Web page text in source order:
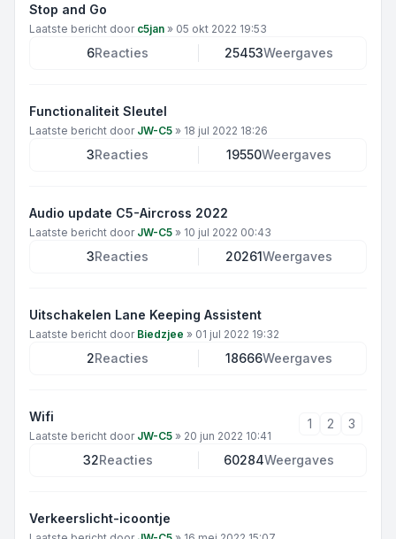
Stop and Go
Laatste bericht door c5jan » 05 okt 2022 19:53
6Reacties 25453Weergaves
Functionaliteit Sleutel
Laatste bericht door JW-C5 » 18 jul 2022 18:26
3Reacties 19550Weergaves
Audio update C5-Aircross 2022
Laatste bericht door JW-C5 » 10 jul 2022 00:43
3Reacties 20261Weergaves
Uitschakelen Lane Keeping Assistent
Laatste bericht door Biedzjee » 01 jul 2022 19:32
2Reacties 18666Weergaves
Wifi
Laatste bericht door JW-C5 » 20 jun 2022 10:41
1 2 3
32Reacties 60284Weergaves
Verkeerslicht-icoontje